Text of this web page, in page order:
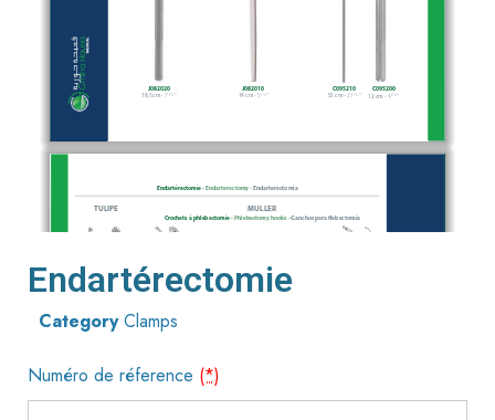
Endartérectomie
Category Clamps
Numéro de réference (*)